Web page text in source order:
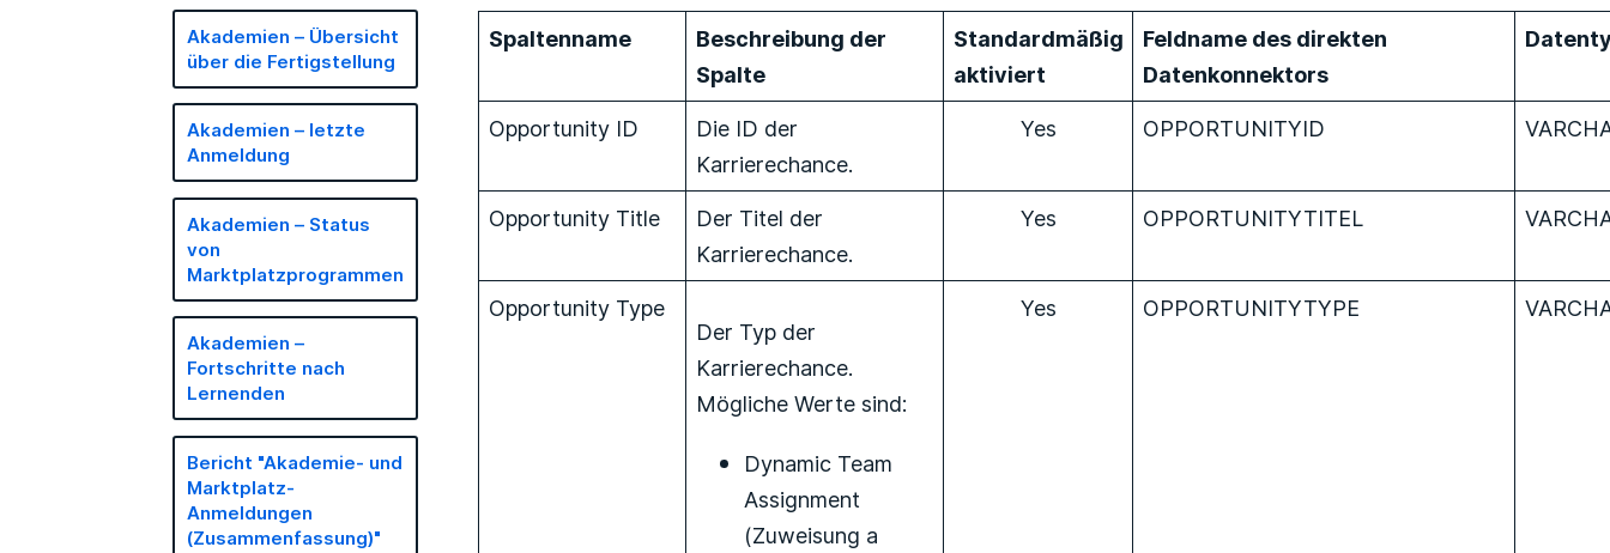
Akademien – Übersicht
über die Fertigstellung
Akademien – letzte
Anmeldung
Akademien – Status
von
Marktplatzprogrammen
Akademien –
Fortschritte nach
Lernenden
Bericht "Akademie- und
Marktplatz-
Anmeldungen
(Zusammenfassung)"
Spaltenname
Beschreibung der
Spalte
Standardmäßig
aktiviert
Feldname des direkten
Datenkonnektors
Opportunity ID
Die ID der
Karrierechance.
Yes OPPORTUNITYID
Opportunity Title
Der Titel der
Karrierechance.
Yes OPPORTUNITYTITEL
Opportunity Type
Der Typ der
Karrierechance.
Mögliche Werte sind:
Dynamic Team
Assignment
(Zuweisung a
Yes OPPORTUNITYTYPE